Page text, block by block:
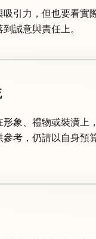
引力，但也要看實
誠意與責任上。
形象、禮物或裝潢上
參考，仍請以自身預